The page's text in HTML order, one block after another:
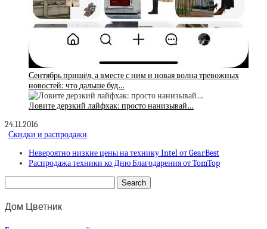
Сентябрь пришёл, а вместе с ним и новая волна тревожных
новостей: что дальше буд…
Ловите дерзкий лайфхак: просто нанизывай…
24.11.2016
Скидки и распродажи
Невероятно низкие цены на технику Intel от GearBest
Распродажа техники ко Дню Благодарения от TomTop
Дом Цветник